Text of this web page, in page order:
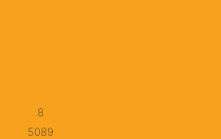
8
5089